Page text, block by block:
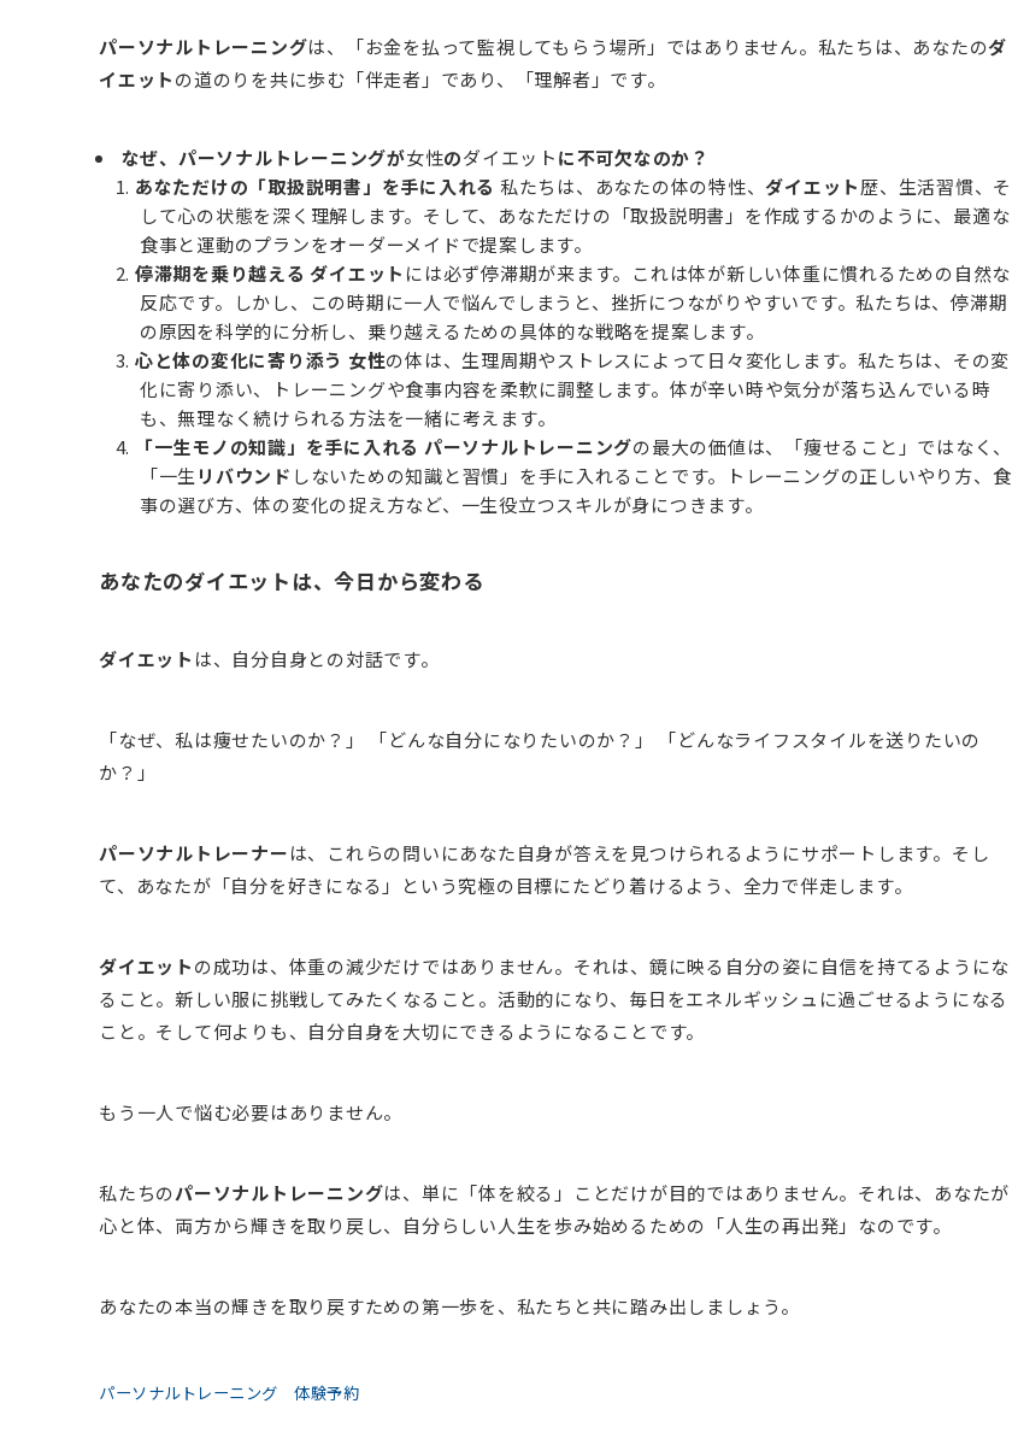
パーソナルトレーニングは、「お金を払って監視してもらう場所」ではありません。私たちは、あなたのダ
イエットの道のりを共に歩む「伴走者」であり、「理解者」です。
なぜ、パーソナルトレーニングが女性のダイエットに不可欠なのか？
あなただけの「取扱説明書」を手に入れる 私たちは、あなたの体の特性、ダイエット歴、生活習慣、そ
して心の状態を深く理解します。そして、あなただけの「取扱説明書」を作成するかのように、最適な
食事と運動のプランをオーダーメイドで提案します。
停滞期を乗り越える ダイエット には必ず停滞期が来ます。これは体が新しい体重に慣れるための自然な
反応です。しかし、この時期に一人で悩んでしまうと、挫折につながりやすいです。私たちは、停滞期
の原因を科学的に分析し、乗り越えるための具体的な戦略を提案します。
心と体の変化に寄り添う 女性の体は、生理周期やストレスによって日々変化します。私たちは、その変
化に寄り添い、トレーニングや食事内容を柔軟に調整します。体が辛い時や気分が落ち込んでいる時
も、無理なく続けられる方法を一緒に考えます。
「一生モノの知識」を手に入れる パーソナルトレーニングの最大の価値は、「痩せること」ではなく、
「一生 リバウンド しないための知識と習慣」を手に入れることです。トレーニングの正しいやり方、食
事の選び方、体の変化の捉え方など、一生役立つスキルが身につきます。
あなたのダイエット は、今日から変わる
ダイエット は、自分自身との対話です。
「なぜ、私は痩せたいのか？」 「どんな自分になりたいのか？」 「どんなライフスタイルを送りたいの
か？」
パーソナルトレーナーは、これらの問いにあなた自身が答えを見つけられるようにサポートします。そし
て、あなたが「自分を好きになる」という究極の目標にたどり着けるよう、全力で伴走します。
ダイエットの成功は、体重の減少だけではありません。それは、鏡に映る自分の姿に自信を持てるようにな
ること。新しい服に挑戦してみたくなること。活動的になり、毎日をエネルギッシュに過ごせるようになる
こと。そして何よりも、自分自身を大切にできるようになることです。
もう一人で悩む必要はありません。
私たちのパーソナルトレーニングは、単に「体を絞る」ことだけが目的ではありません。それは、あなたが
心と体、両方から輝きを取り戻し、自分らしい人生を歩み始めるための「人生の再出発」なのです。
あなたの本当の輝きを取り戻すための第一歩を、私たちと共に踏み出しましょう。
パーソナルトレーニング 体験予約